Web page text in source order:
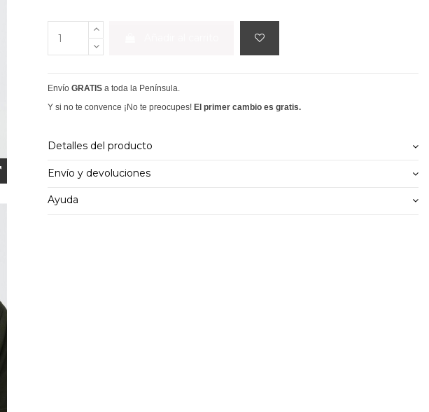
Envío GRATIS a toda la Península.
Y si no te convence ¡No te preocupes! El primer cambio es gratis.
Detalles del producto
Envío y devoluciones
Ayuda